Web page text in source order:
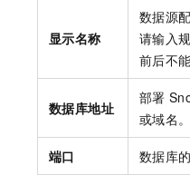
显示名称
数据源
请输入
前后不
数据库地址
部署
或域名。
端口 数据库